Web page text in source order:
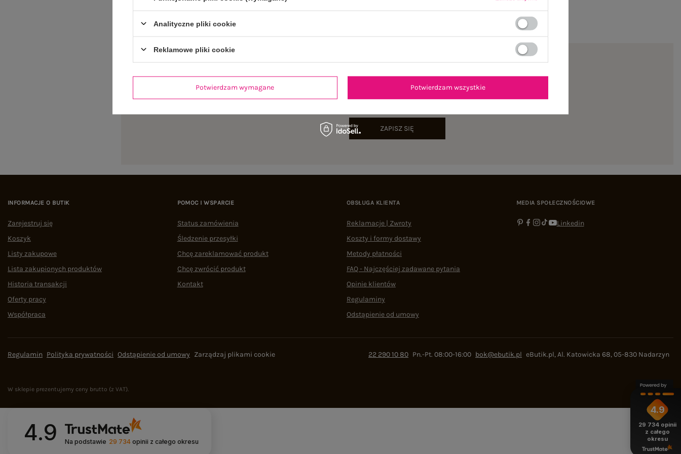
NEWSLETTER
Zapisz się do naszego newslettera i otrzymaj 15% zniżki na pierwsze zamówienie
ZAPISZ SIĘ
INFORMACJE O BUTIK
Zarejestruj się
Koszyk
Listy zakupowe
Lista zakupionych produktów
Historia transakcji
Oferty pracy
Współpraca
POMOC I WSPARCIE
Status zamówienia
Śledzenie przesyłki
Chcę zareklamować produkt
Chcę zwrócić produkt
Kontakt
OBSŁUGA KLIENTA
Reklamacje | Zwroty
Koszty i formy dostawy
Metody płatności
FAQ - Najczęściej zadawane pytania
Opinie klientów
Regulaminy
Odstąpienie od umowy
MEDIA SPOŁECZNOŚCIOWE
Linkedin
Regulamin Polityka prywatności Odstąpienie od umowy Zarządzaj plikami cookie 22 290 10 80 Pn.-Pt. 08:00-16:00 bok@ebutik.pl eButik.pl,Al. Katowicka 68,05-830 Nadarzyn
W sklepie prezentujemy ceny brutto (z VAT).
4.9 Na podstawie 29 734 opinii z całego okresu
4.9
29 734 opinii
z całego
okresu
Analityczne pliki cookie
Reklamowe pliki cookie
Potwierdzam wymagane Potwierdzam wszystkie